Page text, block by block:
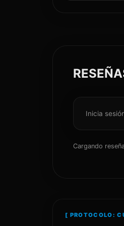
Inicia
Cargando
[ PROTOCOLO: